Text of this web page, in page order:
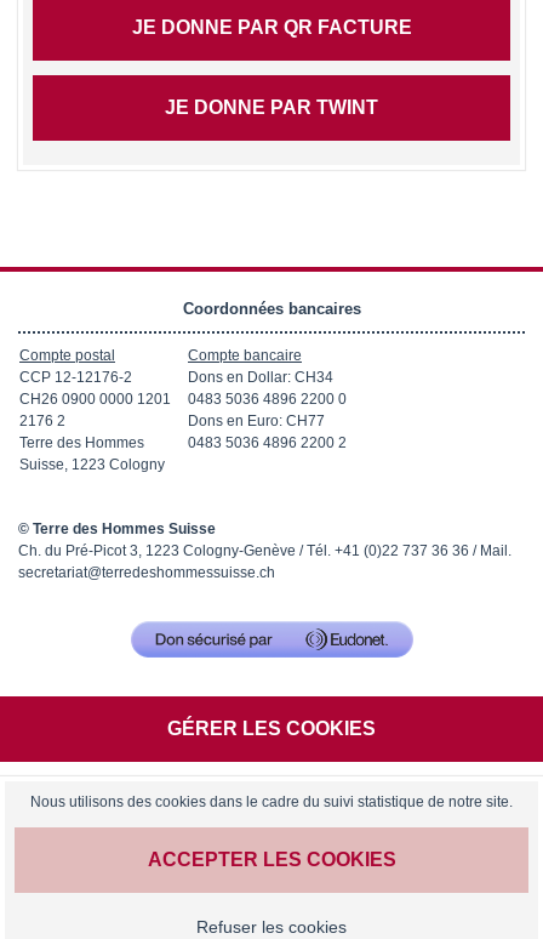
JE DONNE PAR QR FACTURE
JE DONNE PAR TWINT
Coordonnées bancaires
Compte postal
CCP 12-12176-2
CH26 0900 0000 1201
2176 2
Terre des Hommes
Suisse, 1223 Cologny
Compte bancaire
Dons en Dollar: CH34
0483 5036 4896 2200 0
Dons en Euro: CH77
0483 5036 4896 2200 2
© Terre des Hommes Suisse
Ch. du Pré-Picot 3, 1223 Cologny-Genève / Tél. +41 (0)22 737 36 36 / Mail.
secretariat@terredeshommessuisse.ch
GÉRER LES COOKIES
Nous utilisons des cookies dans le cadre du suivi statistique de notre site.
ACCEPTER LES COOKIES
Refuser les cookies